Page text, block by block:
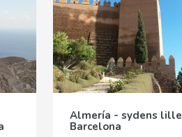
Almería - sydens lille
Barcelona